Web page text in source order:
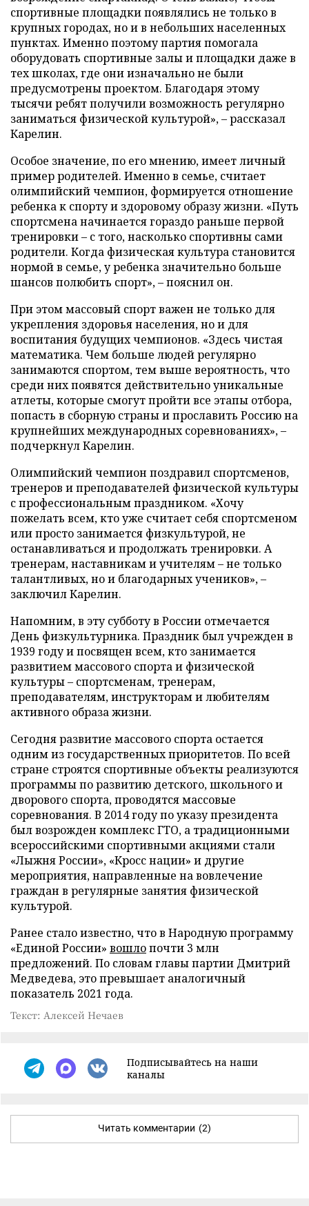
спортивные площадки появлялись не только в
крупных городах, но и в небольших населенных
пунктах. Именно поэтому партия помогала
оборудовать спортивные залы и площадки даже в
тех школах, где они изначально не были
предусмотрены проектом. Благодаря этому
тысячи ребят получили возможность регулярно
заниматься физической культурой», – рассказал
Карелин.
Особое значение, по его мнению, имеет личный
пример родителей. Именно в семье, считает
олимпийский чемпион, формируется отношение
ребенка к спорту и здоровому образу жизни. «Путь
спортсмена начинается гораздо раньше первой
тренировки – с того, насколько спортивны сами
родители. Когда физическая культура становится
нормой в семье, у ребенка значительно больше
шансов полюбить спорт», – пояснил он.
При этом массовый спорт важен не только для
укрепления здоровья населения, но и для
воспитания будущих чемпионов. «Здесь чистая
математика. Чем больше людей регулярно
занимаются спортом, тем выше вероятность, что
среди них появятся действительно уникальные
атлеты, которые смогут пройти все этапы отбора,
попасть в сборную страны и прославить Россию на
крупнейших международных соревнованиях», –
подчеркнул Карелин.
Олимпийский чемпион поздравил спортсменов,
тренеров и преподавателей физической культуры
с профессиональным праздником. «Хочу
пожелать всем, кто уже считает себя спортсменом
или просто занимается физкультурой, не
останавливаться и продолжать тренировки. А
тренерам, наставникам и учителям – не только
талантливых, но и благодарных учеников», –
заключил Карелин.
Напомним, в эту субботу в России отмечается
День физкультурника. Праздник был учрежден в
1939 году и посвящен всем, кто занимается
развитием массового спорта и физической
культуры – спортсменам, тренерам,
преподавателям, инструкторам и любителям
активного образа жизни.
Сегодня развитие массового спорта остается
одним из государственных приоритетов. По всей
стране строятся спортивные объекты реализуются
программы по развитию детского, школьного и
дворового спорта, проводятся массовые
соревнования. В 2014 году по указу президента
был возрожден комплекс ГТО, а традиционными
всероссийскими спортивными акциями стали
«Лыжня России», «Кросс нации» и другие
мероприятия, направленные на вовлечение
граждан в регулярные занятия физической
культурой.
Ранее стало известно, что в Народную программу
«Единой России» вошлопочти 3 млн
предложений. По словам главы партии Дмитрий
Медведева, это превышает аналогичный
показатель 2021 года.
Текст: Алексей Нечаев
Подписывайтесь на наши
каналы
Читать комментарии (2)